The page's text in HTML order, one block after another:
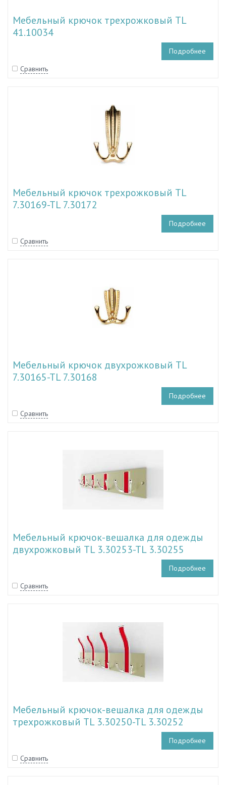
Мебельный крючок трехрожковый TL
41.10034
Подробнее
Сравнить
Мебельный крючок трехрожковый TL
7.30169-TL 7.30172
Подробнее
Сравнить
Мебельный крючок двухрожковый TL
7.30165-TL 7.30168
Подробнее
Сравнить
Мебельный крючок-вешалка для одежды
двухрожковый TL 3.30253-TL 3.30255
Подробнее
Сравнить
Мебельный крючок-вешалка для одежды
трехрожковый TL 3.30250-TL 3.30252
Подробнее
Сравнить